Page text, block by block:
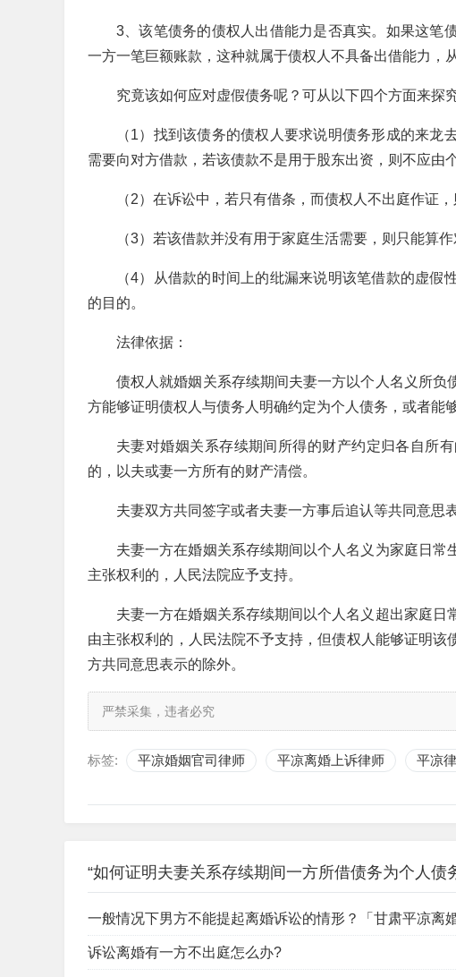
3、该笔债务的债权人出借能力是否真实。如果这笔
一方一笔巨额账款，这种就属于债权人不具备出借能力，
究竟该如何应对虚假债务呢？可从以下四个方面来探
（1）找到该债务的债权人要求说明债务形成的来
需要向对方借款，若该债款不是用于股东出资，则不应由
（2）在诉讼中，若只有借条，而债权人不出庭作证
（3）若该借款并没有用于家庭生活需要，则只能算
（4）从借款的时间上的纰漏来说明该笔借款的虚
的目的。
法律依据：
债权人就婚姻关系存续期间夫妻一方以个人名义所
方能够证明债权人与债务人明确约定为个人债务，或者能
夫妻对婚姻关系存续期间所得的财产约定归各自所
的，以夫或妻一方所有的财产清偿。
夫妻双方共同签字或者夫妻一方事后追认等共同意思
夫妻一方在婚姻关系存续期间以个人名义为家庭日
主张权利的，人民法院应予支持。
夫妻一方在婚姻关系存续期间以个人名义超出家庭
由主张权利的，人民法院不予支持，但债权人能够证明
方共同意思表示的除外。
严禁采集，违者必究
标签: 平凉婚姻官司律师 平凉离婚上诉律师 平凉
“如何证明夫妻关系存续期间一方所借债务为个人债
一般情况下男方不能提起离婚诉讼的情形？「甘肃平凉离婚
诉讼离婚有一方不出庭怎么办?